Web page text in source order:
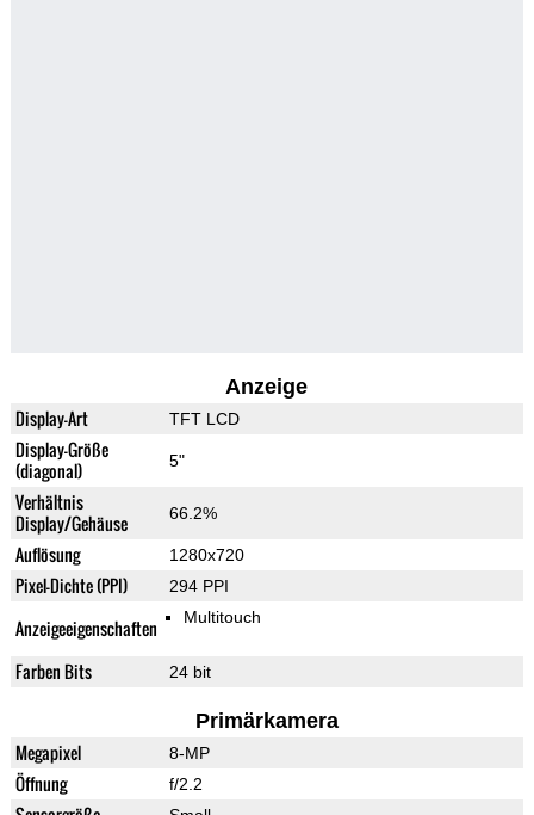
Anzeige
Display-Art TFT LCD
Display-Größe
(diagonal)
5"
Verhältnis
Display/Gehäuse
66.2%
Auflösung 1280x720
Pixel-Dichte (PPI) 294 PPI
Anzeigeeigenschaften Multitouch
Farben Bits 24 bit
Primärkamera
Megapixel 8-MP
Öffnung f/2.2